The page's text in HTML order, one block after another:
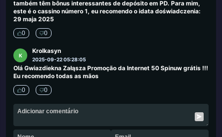
também têm bônus interessantes de depósito em PD. Para mim,
este é o cassino número 1, eu recomendo o idata doświadczenia:
29 maja 2025
0 0
K
Krolkasyn
2025-09-22 05:28:05
Olá Gwiazdiekna Załąsza Promoção da Internet 50 Spinuw grátis !!!
Eu recomendo todas as mãos
0 0